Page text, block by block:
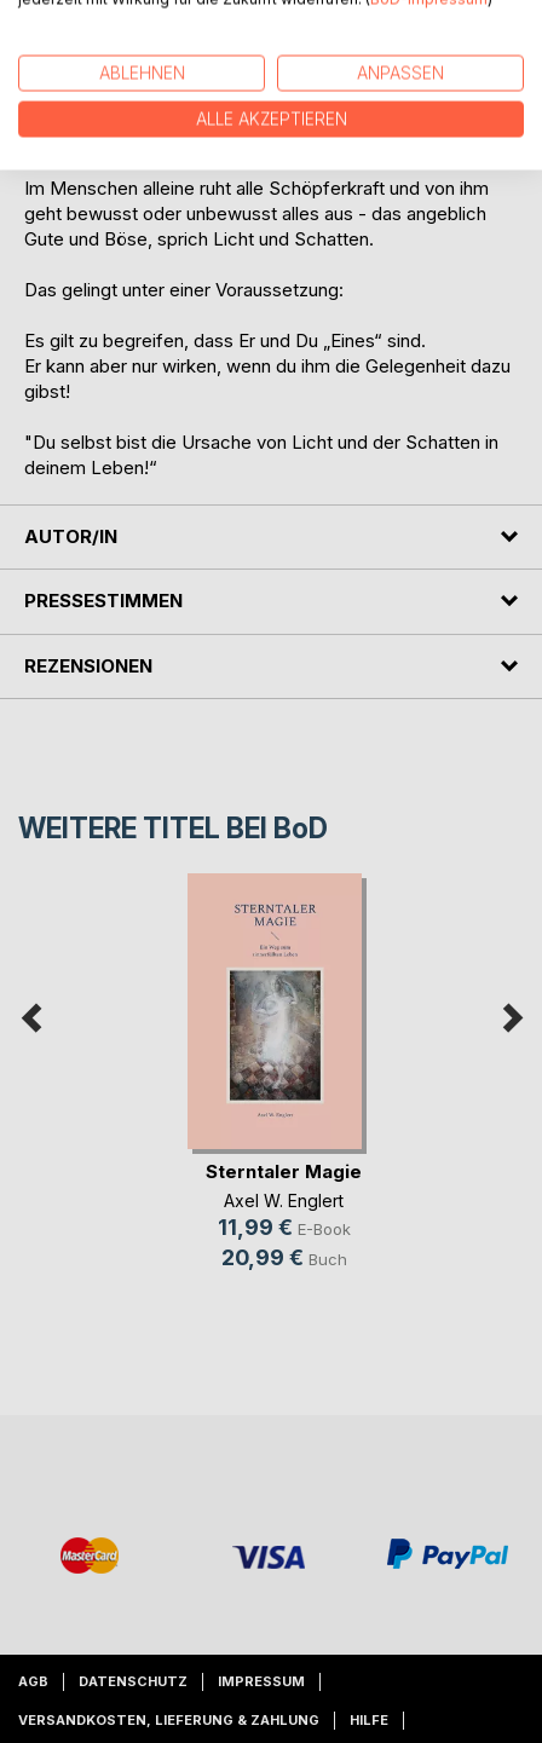
Der Mensch beschäftigt sich zu sehr damit, außerhalb von
selbst „als Gutes“ erschaffen kann. Das Ergebnis wird hier
immer sein, dass er unzufrieden ist, weil er außerhalb von
sich niemals Antworten finden wird und Gott nicht von ihm
getrennt wohnt.
Im Menschen alleine ruht alle Schöpferkraft und von ihm
geht bewusst oder unbewusst alles aus - das angeblich
Gute und Böse, sprich Licht und Schatten.
Das gelingt unter einer Voraussetzung:
Es gilt zu begreifen, dass Er und Du „Eines“ sind.
Er kann aber nur wirken, wenn du ihm die Gelegenheit dazu
gibst!
"Du selbst bist die Ursache von Licht und der Schatten in
deinem Leben!“
AUTOR/IN
PRESSESTIMMEN
REZENSIONEN
WEITERE TITEL BEI BoD
Sterntaler Magie
Axel W. Englert
11,99 € E-Book
20,99 € Buch
AGB DATENSCHUTZ IMPRESSUM
VERSANDKOSTEN, LIEFERUNG & ZAHLUNG HILFE
ABLEHNEN ANPASSEN
ALLE AKZEPTIEREN